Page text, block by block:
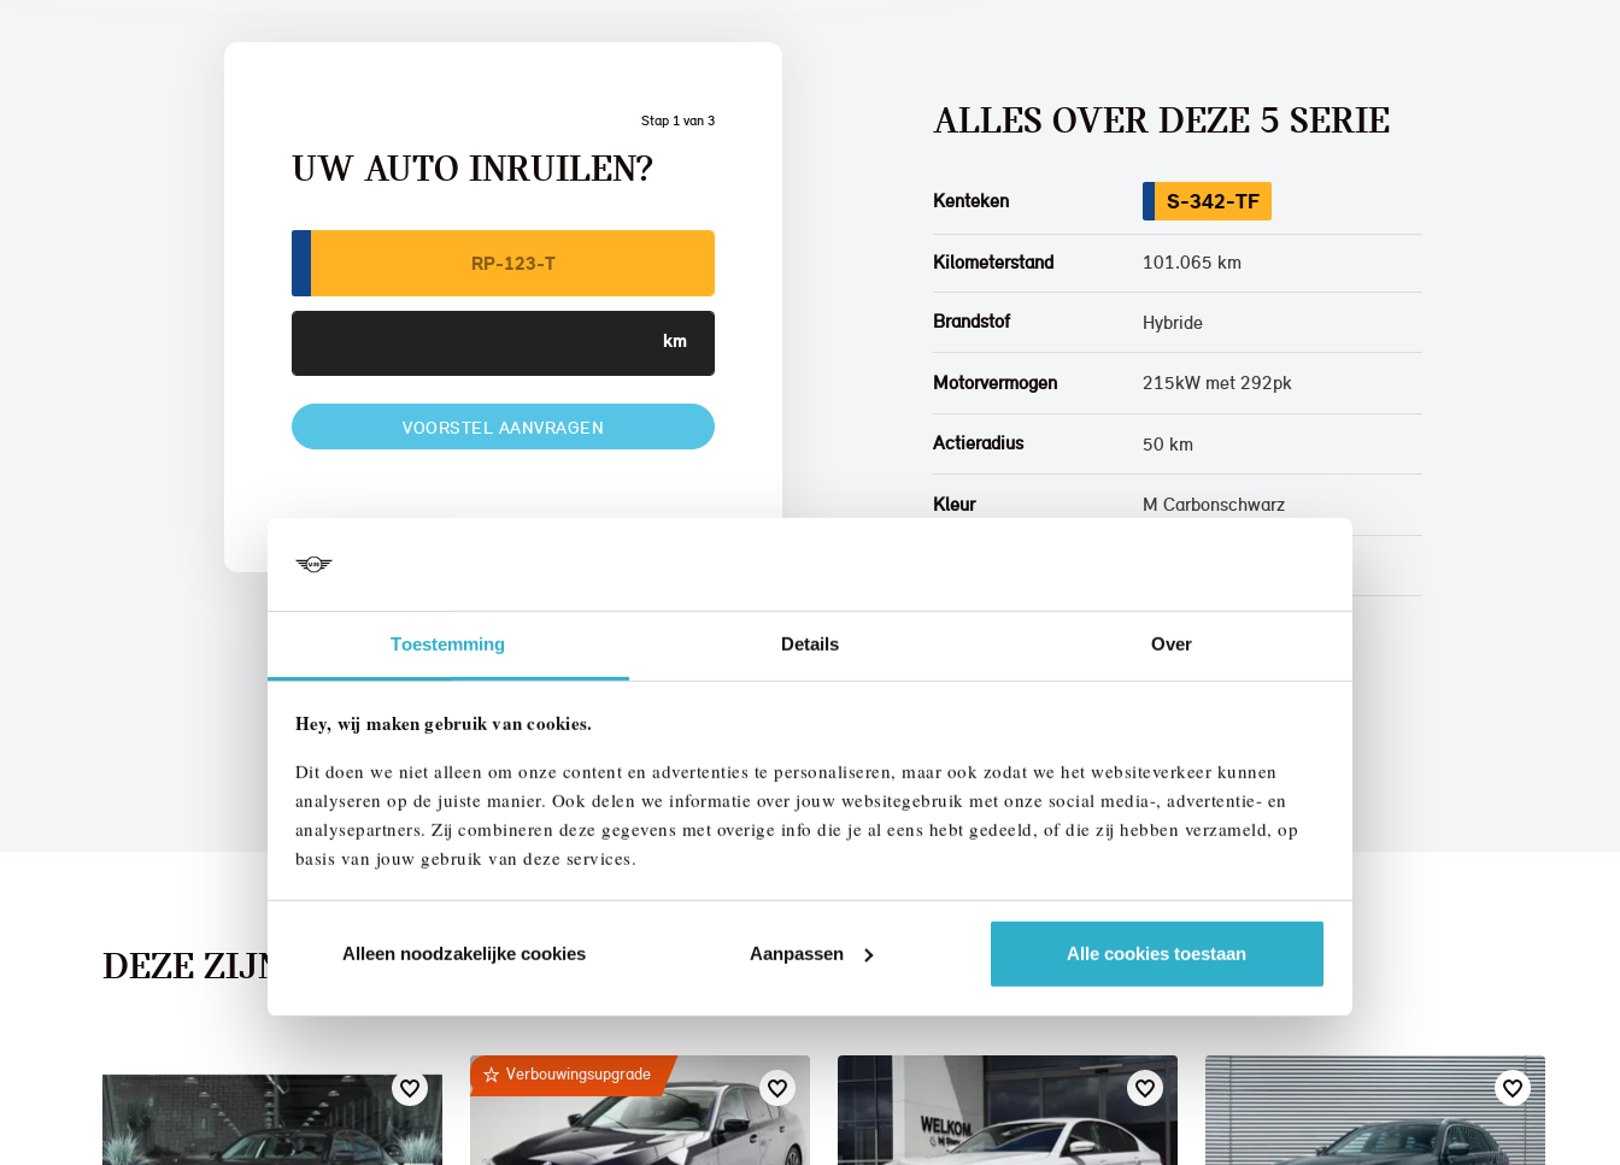
Toestemming Details Over
Hey, wij maken gebruik van cookies.
Dit doen we niet alleen om onze content en advertenties te personaliseren, maar ook zodat we het websiteverkeer kunnen
analyseren op de juiste manier. Ook delen we informatie over jouw websitegebruik met onze social media-, advertentie- en
analysepartners. Zij combineren deze gegevens met overige info die je al eens hebt gedeeld, of die zij hebben verzameld, op
basis van jouw gebruik van deze services.
Alleen noodzakelijke cookies Aanpassen Alle cookies toestaan
Stap 1 van 3
UW AUTO INRUILEN?
VOORSTEL AANVRAGEN
ALLES OVER DEZE 5 SERIE
Kenteken S-342-TF
Kilometerstand 101.065 km
Brandstof Hybride
Motorvermogen 215kW met 292pk
Actieradius 50 km
Kleur M Carbonschwarz
DEZE ZIJN VERGELIJKBAAR
Verbouwingsupgrade